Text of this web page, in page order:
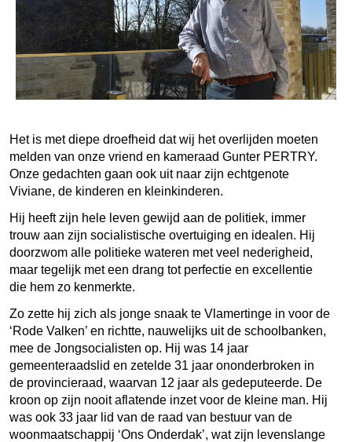
Het is met diepe droefheid dat wij het overlijden moeten
melden van onze vriend en kameraad Gunter PERTRY.
Onze gedachten gaan ook uit naar zijn echtgenote
Viviane, de kinderen en kleinkinderen.
Hij heeft zijn hele leven gewijd aan de politiek, immer
trouw aan zijn socialistische overtuiging en idealen. Hij
doorzwom alle politieke wateren met veel nederigheid,
maar tegelijk met een drang tot perfectie en excellentie
die hem zo kenmerkte.
Zo zette hij zich als jonge snaak te Vlamertinge in voor de
‘Rode Valken’ en richtte, nauwelijks uit de schoolbanken,
mee de Jongsocialisten op. Hij was 14 jaar
gemeenteraadslid en zetelde 31 jaar ononderbroken in
de provincieraad, waarvan 12 jaar als gedeputeerde. De
kroon op zijn nooit aflatende inzet voor de kleine man. Hij
was ook 33 jaar lid van de raad van bestuur van de
woonmaatschappij ‘Ons Onderdak’, wat zijn levenslange